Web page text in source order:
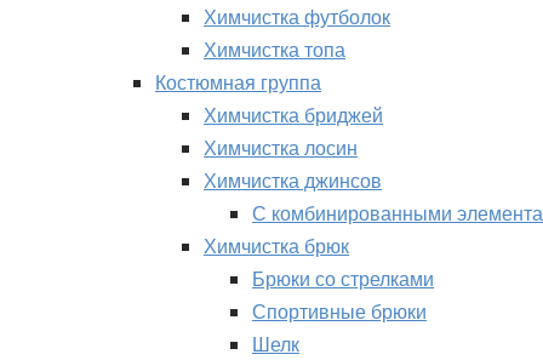
Химчистка футболок
Химчистка топа
Костюмная группа
Химчистка бриджей
Химчистка лосин
Химчистка джинсов
С комбинированными
Химчистка брюк
Брюки со стрелками
Спортивные брюки
Шелк